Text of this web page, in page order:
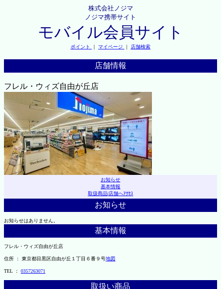
株式会社ノジマ
ノジマ携帯サイト
モバイル会員サイト
ポイント ｜ マイページ ｜ 店舗検索
店舗情報
フレル・ウィズ自由が丘店
お知らせ
基本情報
取扱商品|店舗へｱｸｾｽ
お知らせ
お知らせはありません。
基本情報
フレル・ウィズ自由が丘店
住所 ： 東京都目黒区自由が丘１丁目６番９号地図
TEL ： 0357263071
取扱い商品